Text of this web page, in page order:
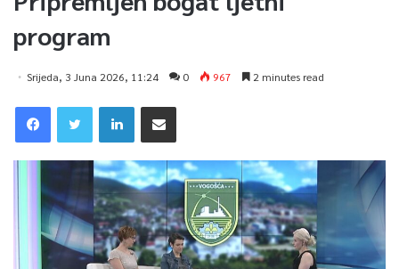
program
Srijeda, 3 Juna 2026, 11:24 0 967 2 minutes read